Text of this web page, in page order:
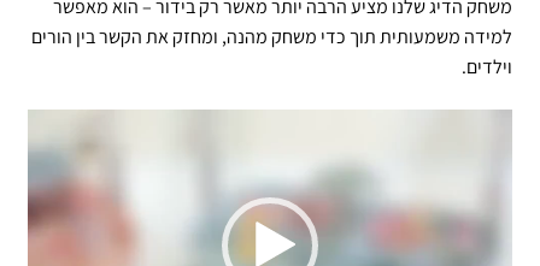
משחק הדיג שלנו מציע הרבה יותר מאשר רק בידור – הוא מאפשר
למידה משמעותית תוך כדי משחק מהנה, ומחזק את הקשר בין הורים
וילדים.